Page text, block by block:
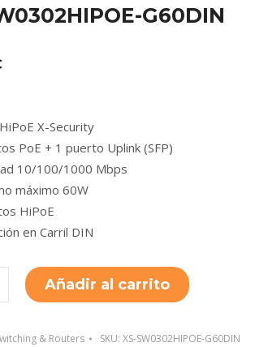
G60DIN
X-Security
PoE + 1 puerto Uplink (SFP)
10/100/1000 Mbps
máximo 60W
HiPoE
en Carril DIN
Añadir al carrito
& Routers SKU: XS-SW0302HIPOE-G60DIN